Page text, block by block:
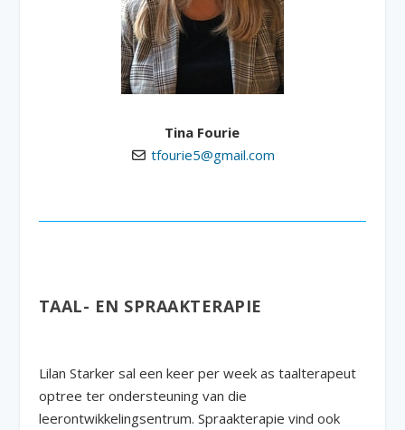
Tina Fourie
tfourie5@gmail.com
TAAL- EN SPRAAKTERAPIE
Lilan Starker sal een keer per week as taalterapeut
optree ter ondersteuning van die
leerontwikkelingsentrum. Spraakterapie vind ook